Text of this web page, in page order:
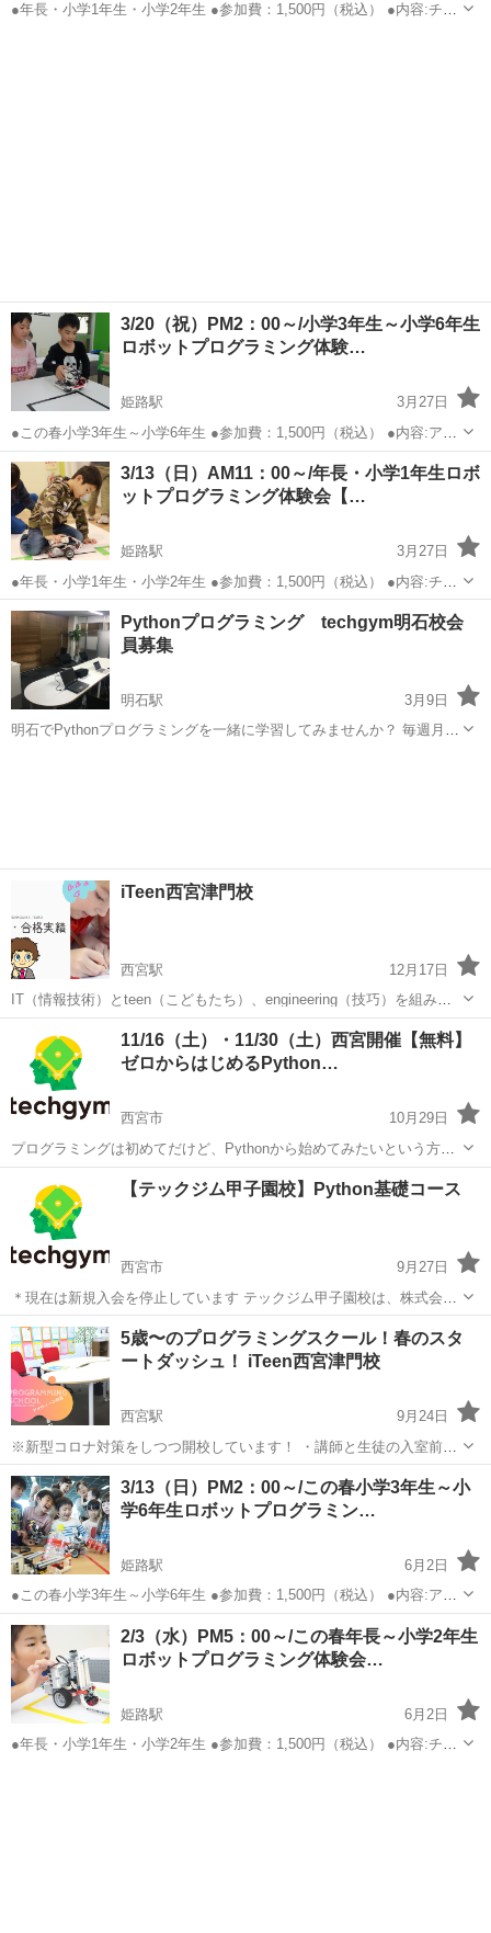
●年長・小学1年生・小学2年生 ●参加費：1,500円（税込） ●内容:チキ
3/20（祝）PM2：00～/小学3年生～小学6年生
ロボットプログラミング体験…
姫路駅
3月27日
●この春小学3年生～小学6年生 ●参加費：1,500円（税込） ●内容:アー
ムロボットで荷物を運ぼう！ ●日時：2021年3月20日（祝）PM2:00～
3:30 ●場所：兵庫県姫路市安田4丁目62 ラーメン希望軒2階...
兵庫 姫路市 姫路駅 年長
3/13（日）AM11：00～/年長・小学1年生ロボ
ットプログラミング体験会【…
姫路駅
3月27日
●年長・小学1年生・小学2年生 ●参加費：1,500円（税込） ●内容:チキ
ンレース！ブロックをギリギリで止めよう！ ●日時：2021年3月13日
（日）AM11:00～12：30 ●場所：兵庫県姫路市安田4丁目62 ...
兵庫 姫路市 プログラミング
Pythonプログラミング techgym明石校会
員募集
明石駅
3月9日
明石でPythonプログラミングを一緒に学習してみませんか？ 毎週月曜
iTeen西宮津門校
西宮駅
12月17日
IT（情報技術）とteen（こどもたち）、engineering（技巧）を組み合
わせたプログラミング教育システム「iTeen」です。 iTeen西宮津門校
の対象は5歳から高校生まで！これまで行われている学校の授業形式で
はな...
西宮駅 プログラミング
11/16（土）・11/30（土）西宮開催【無料】
ゼロからはじめるPython…
西宮市
10月29日
プログラミングは初めてだけど、Pythonから始めてみたいという方の
ために、無料のハンズオン開発講座をご用意いたしました。
http://techgym.jp/?p=14647
プログラミング
【テックジム甲子園校】Python基礎コース
西宮市
9月27日
＊現在は新規入会を停止しています テックジム甲子園校は、株式会社
米良太事務所が運営しております。 【カリキュラム/コース】 ・
Python基礎コース http://techgym.jp/?p=13804
兵庫 西宮市 プログラミング
5歳〜のプログラミングスクール！春のスタ
ートダッシュ！ iTeen西宮津門校
西宮駅
9月24日
※新型コロナ対策をしつつ開校しています！ ・講師と生徒の入室前の
手洗い＆消毒 ・定期的な換気 ・マスク着用…等々 iTeen西宮津門校は
5歳〜高校生までを対象としたプログラミングスクールです♪ 「プログ
ラ...
兵庫 西宮市 西宮駅
3/13（日）PM2：00～/この春小学3年生～小
学6年生ロボットプログラミン…
姫路駅
6月2日
●この春小学3年生～小学6年生 ●参加費：1,500円（税込） ●内容:アー
ムロボットで荷物を運ぼう！ ●日時：2021年3月13日（日）PM2:00～
3:30 ●場所：兵庫県姫路市安田4丁目62 ラーメン希望軒2階...
兵庫 姫路市 姫路駅
2/3（水）PM5：00～/この春年長～小学2年生
ロボットプログラミング体験会…
姫路駅
6月2日
●年長・小学1年生・小学2年生 ●参加費：1,500円（税込） ●内容:チキ